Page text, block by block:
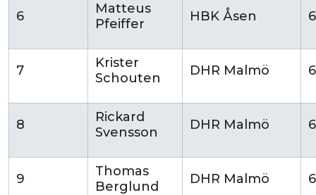
6
Matteus
Pfeiffer
HBK Åsen
7
Krister
Schouten
DHR Malmö
8
Rickard
Svensson
DHR Malmö
9
Thomas
Berglund
DHR Malmö